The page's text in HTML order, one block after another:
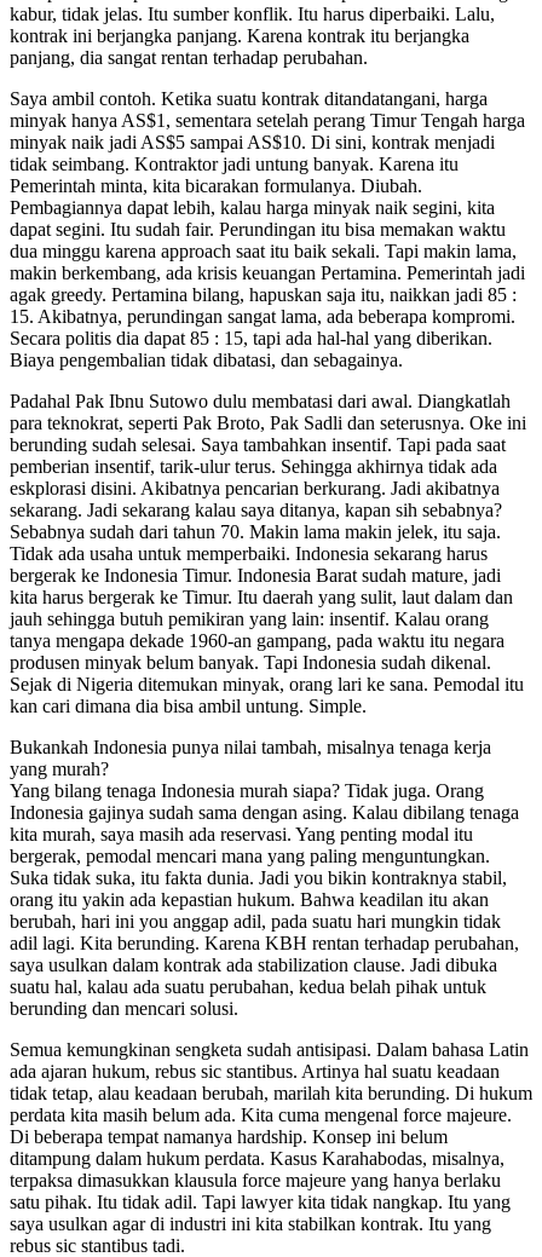
kabur, tidak jelas. Itu sumber konflik. Itu harus diperbaiki. Lalu,
kontrak ini berjangka panjang. Karena kontrak itu berjangka
panjang, dia sangat rentan terhadap perubahan.
Saya ambil contoh. Ketika suatu kontrak ditandatangani, harga
minyak hanya AS$1, sementara setelah perang Timur Tengah harga
minyak naik jadi AS$5 sampai AS$10. Di sini, kontrak menjadi
tidak seimbang. Kontraktor jadi untung banyak. Karena itu
Pemerintah minta, kita bicarakan formulanya. Diubah.
Pembagiannya dapat lebih, kalau harga minyak naik segini, kita
dapat segini. Itu sudah fair. Perundingan itu bisa memakan waktu
dua minggu karena approach saat itu baik sekali. Tapi makin lama,
makin berkembang, ada krisis keuangan Pertamina. Pemerintah jadi
agak greedy. Pertamina bilang, hapuskan saja itu, naikkan jadi 85 :
15. Akibatnya, perundingan sangat lama, ada beberapa kompromi.
Secara politis dia dapat 85 : 15, tapi ada hal-hal yang diberikan.
Biaya pengembalian tidak dibatasi, dan sebagainya.
Padahal Pak Ibnu Sutowo dulu membatasi dari awal. Diangkatlah
para teknokrat, seperti Pak Broto, Pak Sadli dan seterusnya. Oke ini
berunding sudah selesai. Saya tambahkan insentif. Tapi pada saat
pemberian insentif, tarik-ulur terus. Sehingga akhirnya tidak ada
eskplorasi disini. Akibatnya pencarian berkurang. Jadi akibatnya
sekarang. Jadi sekarang kalau saya ditanya, kapan sih sebabnya?
Sebabnya sudah dari tahun 70. Makin lama makin jelek, itu saja.
Tidak ada usaha untuk memperbaiki. Indonesia sekarang harus
bergerak ke Indonesia Timur. Indonesia Barat sudah mature, jadi
kita harus bergerak ke Timur. Itu daerah yang sulit, laut dalam dan
jauh sehingga butuh pemikiran yang lain: insentif. Kalau orang
tanya mengapa dekade 1960-an gampang, pada waktu itu negara
produsen minyak belum banyak. Tapi Indonesia sudah dikenal.
Sejak di Nigeria ditemukan minyak, orang lari ke sana. Pemodal itu
kan cari dimana dia bisa ambil untung. Simple.
Bukankah Indonesia punya nilai tambah, misalnya tenaga kerja
yang murah?
Yang bilang tenaga Indonesia murah siapa? Tidak juga. Orang
Indonesia gajinya sudah sama dengan asing. Kalau dibilang tenaga
kita murah, saya masih ada reservasi. Yang penting modal itu
bergerak, pemodal mencari mana yang paling menguntungkan.
Suka tidak suka, itu fakta dunia. Jadi you bikin kontraknya stabil,
orang itu yakin ada kepastian hukum. Bahwa keadilan itu akan
berubah, hari ini you anggap adil, pada suatu hari mungkin tidak
adil lagi. Kita berunding. Karena KBH rentan terhadap perubahan,
saya usulkan dalam kontrak ada stabilization clause. Jadi dibuka
suatu hal, kalau ada suatu perubahan, kedua belah pihak untuk
berunding dan mencari solusi.
Semua kemungkinan sengketa sudah antisipasi. Dalam bahasa Latin
ada ajaran hukum, rebus sic stantibus. Artinya hal suatu keadaan
tidak tetap, alau keadaan berubah, marilah kita berunding. Di hukum
perdata kita masih belum ada. Kita cuma mengenal force majeure.
Di beberapa tempat namanya hardship. Konsep ini belum
ditampung dalam hukum perdata. Kasus Karahabodas, misalnya,
terpaksa dimasukkan klausula force majeure yang hanya berlaku
satu pihak. Itu tidak adil. Tapi lawyer kita tidak nangkap. Itu yang
saya usulkan agar di industri ini kita stabilkan kontrak. Itu yang
rebus sic stantibus tadi.